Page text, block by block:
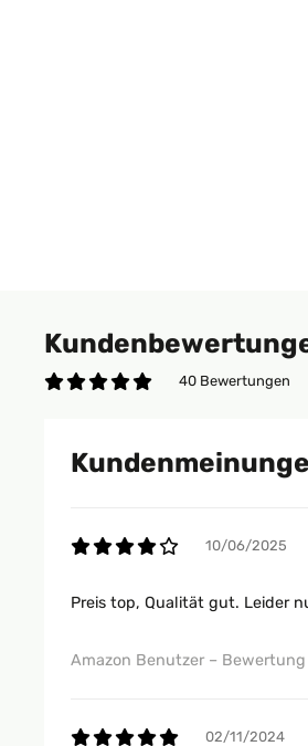
40 Bewertungen
10/06/2025
Preis top, Qualität gut. Leider
Amazon Benutzer –
02/11/2024